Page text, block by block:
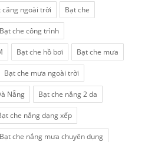
căng ngoài trời Bạt che
Bạt che công trình
Bạt che hồ bơi Bạt che mưa
Bạt che mưa ngoài trời
Nẵng Bạt che nắng 2 da
che nắng dạng xếp
Bạt che nắng mưa chuyên dụng